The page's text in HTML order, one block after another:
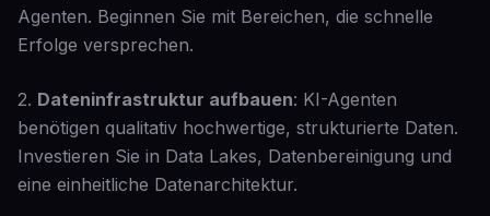
Agenten. Beginnen Sie mit Bereichen, die schnelle
Erfolge versprechen.
2. Dateninfrastruktur aufbauen: KI-Agenten
benötigen qualitativ hochwertige, strukturierte Daten.
Investieren Sie in Data Lakes, Datenbereinigung und
eine einheitliche Datenarchitektur.